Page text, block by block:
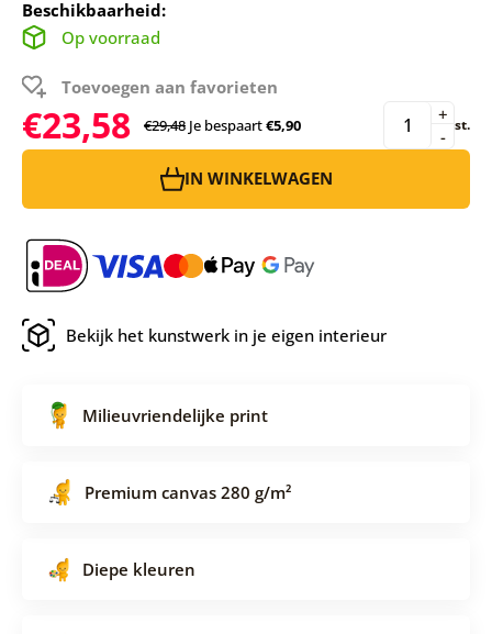
Beschikbaarheid:
Op voorraad
Toevoegen aan favorieten
€23,58 €29,48 Je bespaart€5,90 -
+ st.
IN WINKELWAGEN
Bekijk het kunstwerk in je eigen interieur
Milieuvriendelijke print
Premium canvas 280 g/m²
Diepe kleuren